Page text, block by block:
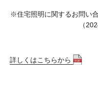
※住宅照明に関するお問い
（
詳しくはこちらから